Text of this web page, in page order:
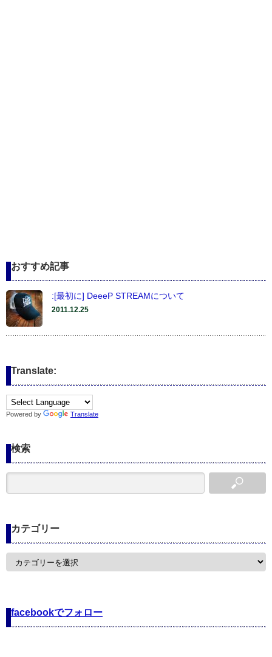
おすすめ記事
:[最初に] DeeeP STREAMについて
2011.12.25
Translate:
Powered by Translate
検索
カテゴリー
カ
facebookでフォロー